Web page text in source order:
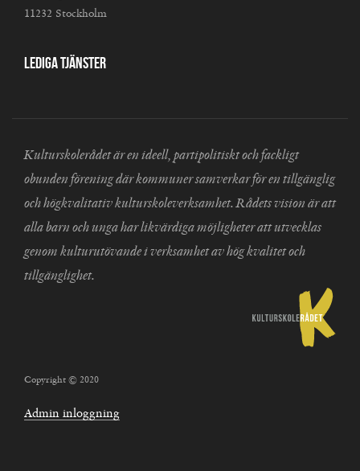
11232 Stockholm
Lediga tjänster
Kulturskolerådet är en ideell, partipolitiskt och fackligt
obunden förening där kommuner samverkar för en tillgänglig
och högkvalitativ kulturskoleverksamhet. Rådets vision är att
alla barn och unga har likvärdiga möjligheter att utvecklas
genom kulturutövande i verksamhet av hög kvalitet och
tillgänglighet.
Copyright © 2020
Admin inloggning